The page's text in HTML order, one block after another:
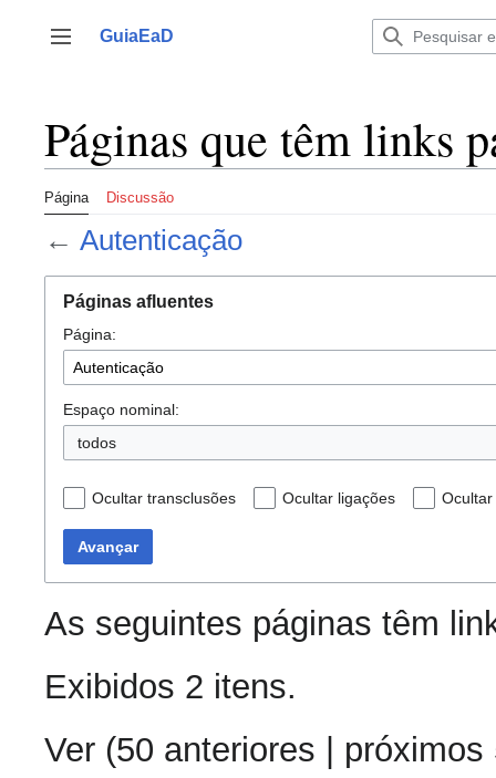
para
Alternar barra lateral
GuiaEaD
Páginas que têm links
Página Discussão
← Autenticação
Páginas afluentes
Página:
Espaço nominal:
todos
Ocultar transclusões Ocultar ligações
Avançar
As seguintes páginas têm
Exibidos 2 itens.
Ver (50 anteriores
próximos